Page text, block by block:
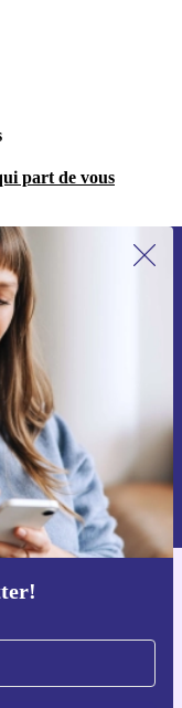
part de vous
refurbed
personnelles
refurbed